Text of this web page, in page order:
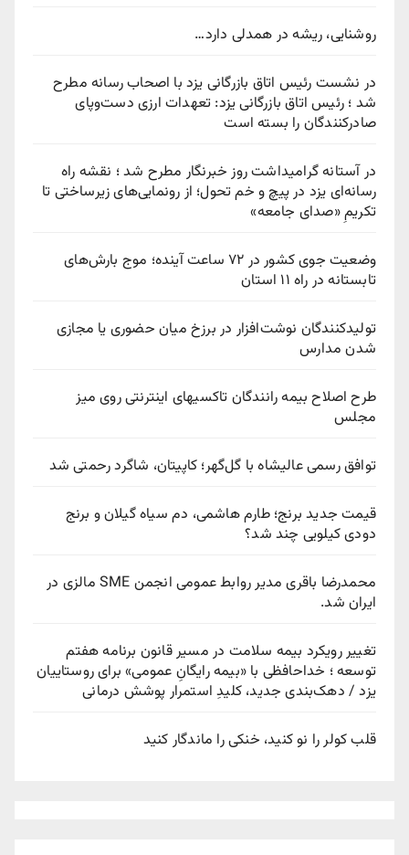
روشنایی، ریشه در همدلی دارد…
در نشست رئیس اتاق بازرگانی یزد با اصحاب رسانه مطرح
شد ؛ رئیس اتاق بازرگانی یزد: تعهدات ارزی دست‌وپای
صادرکنندگان را بسته است
در آستانه گرامیداشت روز خبرنگار مطرح شد ؛ نقشه راه
رسانه‌ای یزد در پیچ‌ و خم تحول؛ از رونمایی‌های زیرساختی تا
تکریمِ «صدای جامعه»
وضعیت جوی کشور در ۷۲ ساعت آینده؛ موج بارش‌های
تابستانه در راه ۱۱ استان
تولیدکنندگان نوشت‌افزار در برزخ میان حضوری یا مجازی
شدن مدارس
طرح اصلاح بیمه رانندگان تاکسیهای اینترنتی روی میز
مجلس
توافق رسمی عالیشاه با گل‌گهر؛ کاپیتان، شاگرد رحمتی شد
قیمت جدید برنج؛ طارم هاشمی، دم سیاه گیلان و برنج
دودی کیلویی چند شد؟
محمدرضا باقری مدیر روابط عمومی انجمن SME مالزی در
ایران شد.
تغییر رویکرد بیمه سلامت در مسیر قانون برنامه هفتم
توسعه ؛ خداحافظی با «بیمه رایگانِ عمومی» برای روستاییان
یزد / دهک‌بندی جدید، کلیدِ استمرار پوشش درمانی
قلب کولر را نو کنید، خنکی را ماندگار کنید